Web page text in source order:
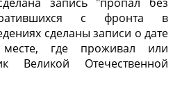
с фронта в
сделаны записи о дате
где проживал или
Великой Отечественной